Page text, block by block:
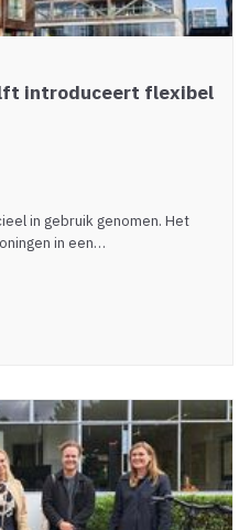
introduceert flexibel
in gebruik genomen. Het
in een…